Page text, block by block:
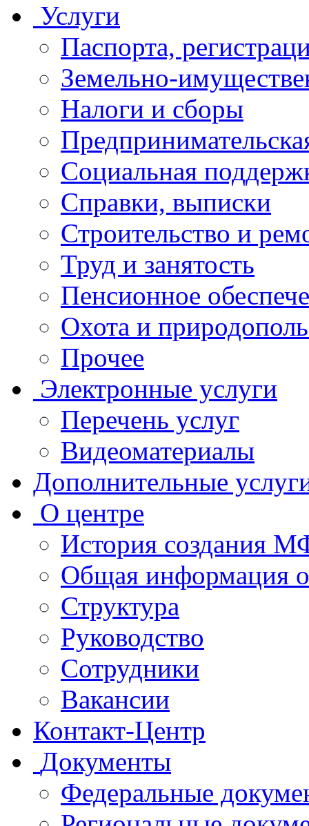
Услуги
Паспорта,
Земельно-
Налоги и сборы
Социальная
Справки, выписки
Строительство и
Труд и занятость
Пенсионное
Охота и
Прочее
Электронные услуги
Перечень услуг
Видеоматериалы
Дополнительные
О центре
История создания
Общая
Структура
Руководство
Сотрудники
Вакансии
Контакт-Центр
Документы
Федеральные